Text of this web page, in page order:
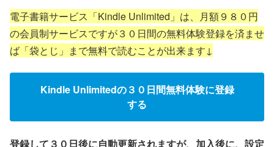
電子書籍サービス「Kindle Unlimited」は、月額９８０円
の会員制サービスですが３０日間の無料体験登録を済ませ
ば「袋とじ」まで無料で読むことが出来ます↓
Kindle Unlimitedの３０日間無料体験に登録
する
登録して３０日後に自動更新されますが、加入後に、設定